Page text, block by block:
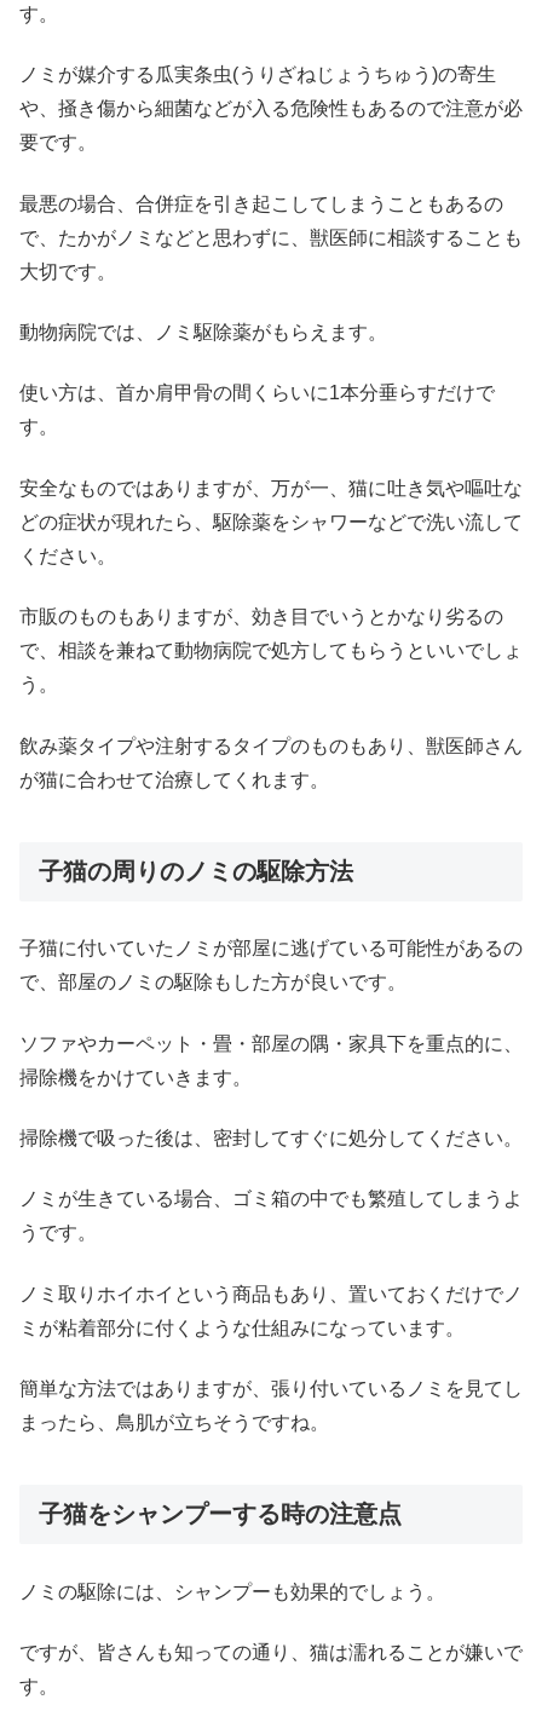
す。
ノミが媒介する瓜実条虫(うりざねじょうちゅう)の寄生
や、掻き傷から細菌などが入る危険性もあるので注意が必
要です。
最悪の場合、合併症を引き起こしてしまうこともあるの
で、たかがノミなどと思わずに、獣医師に相談することも
大切です。
動物病院では、ノミ駆除薬がもらえます。
使い方は、首か肩甲骨の間くらいに1本分垂らすだけで
す。
安全なものではありますが、万が一、猫に吐き気や嘔吐な
どの症状が現れたら、駆除薬をシャワーなどで洗い流して
ください。
市販のものもありますが、効き目でいうとかなり劣るの
で、相談を兼ねて動物病院で処方してもらうといいでしょ
う。
飲み薬タイプや注射するタイプのものもあり、獣医師さん
が猫に合わせて治療してくれます。
子猫の周りのノミの駆除方法
子猫に付いていたノミが部屋に逃げている可能性があるの
で、部屋のノミの駆除もした方が良いです。
ソファやカーペット・畳・部屋の隅・家具下を重点的に、
掃除機をかけていきます。
掃除機で吸った後は、密封してすぐに処分してください。
ノミが生きている場合、ゴミ箱の中でも繁殖してしまうよ
うです。
ノミ取りホイホイという商品もあり、置いておくだけでノ
ミが粘着部分に付くような仕組みになっています。
簡単な方法ではありますが、張り付いているノミを見てし
まったら、鳥肌が立ちそうですね。
子猫をシャンプーする時の注意点
ノミの駆除には、シャンプーも効果的でしょう。
ですが、皆さんも知っての通り、猫は濡れることが嫌いで
す。